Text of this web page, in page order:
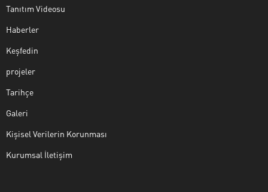
Tanıtım Videosu
Haberler
Keşfedin
projeler
Tarihçe
Galeri
Kişisel Verilerin Korunması
Kurumsal İletişim